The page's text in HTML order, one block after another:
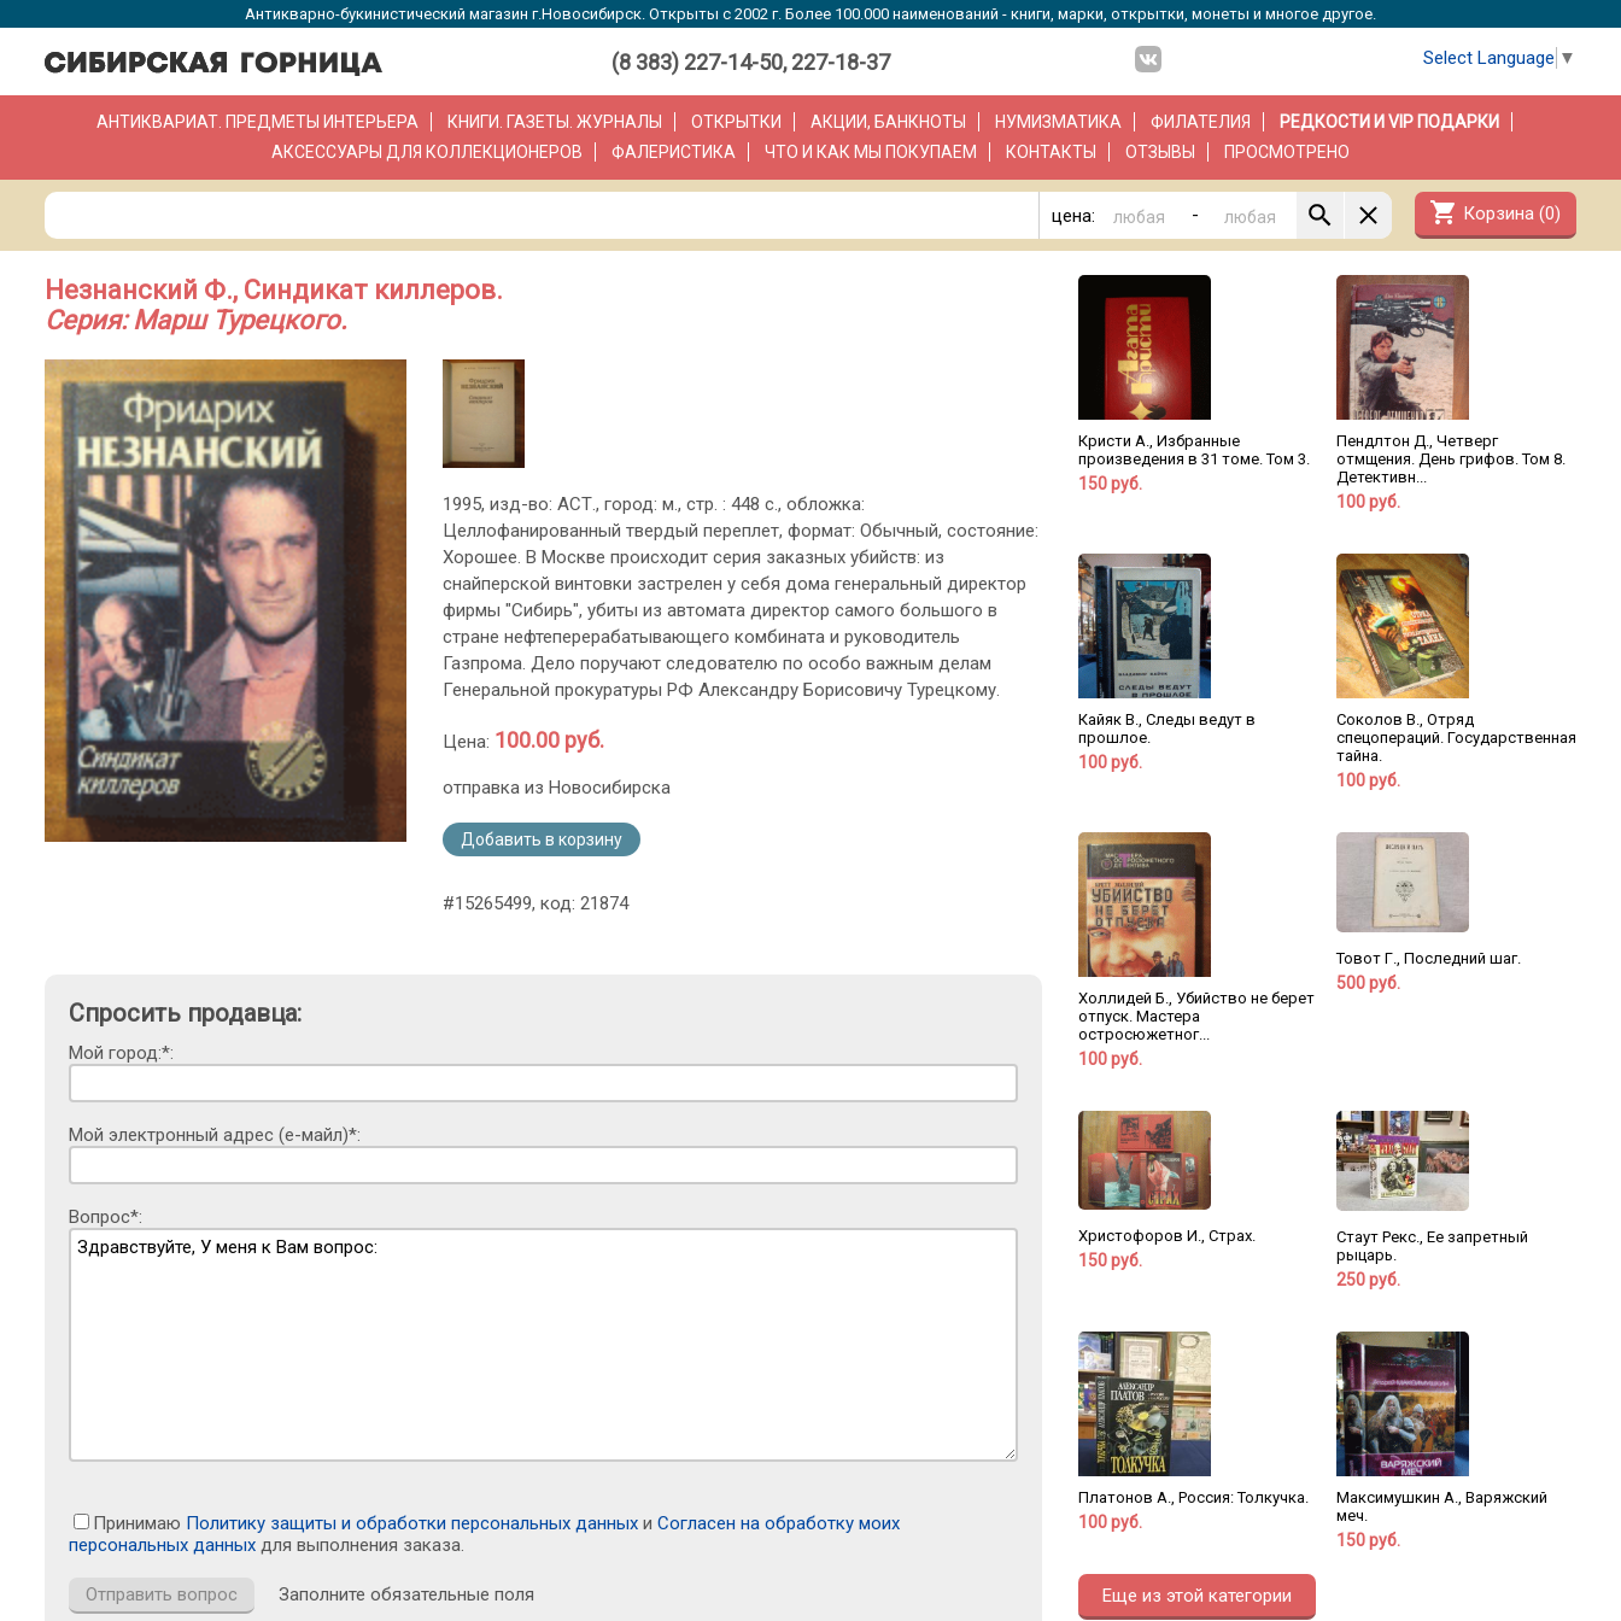
Антикварно-букинистический магазин г.Новосибирск. Открыты с 2002 г. Более 100.000 наименований - книги, марки, открытки, монеты и многое другое.
(8 383) 227-14-50, 227-18-37 Select Language ▼
АНТИКВАРИАТ. ПРЕДМЕТЫ ИНТЕРЬЕРА КНИГИ. ГАЗЕТЫ. ЖУРНАЛЫ ОТКРЫТКИ АКЦИИ, БАНКНОТЫ НУМИЗМАТИКА ФИЛАТЕЛИЯ
РЕДКОСТИ И VIP ПОДАРКИ
АКСЕССУАРЫ ДЛЯ КОЛЛЕКЦИОНЕРОВ
ФАЛЕРИСТИКА ЧТО И КАК МЫ ПОКУПАЕМ КОНТАКТЫ ОТЗЫВЫ ПРОСМОТРЕНО
цена: - shopping_cart Корзина (0)
Незнанский Ф., Синдикат киллеров.
Серия: Марш Турецкого.
1995, изд-во: АСТ., город: м., стр. : 448 с., обложка:
Целлофанированный твердый переплет, формат: Обычный, состояние:
Хорошее. В Москве происходит серия заказных убийств: из
снайперской винтовки застрелен у себя дома генеральный директор
фирмы "Сибирь", убиты из автомата директор самого большого в
стране нефтеперерабатывающего комбината и руководитель
Газпрома. Дело поручают следователю по особо важным делам
Генеральной прокуратуры РФ Александру Борисовичу Турецкому.
Цена: 100.00 руб.
отправка из Новосибирска
Добавить в корзину
#15265499, код: 21874
Спросить продавца:
Мой город:*:
Мой электронный адрес (е-майл)*:
Вопрос*:
Принимаю Политику защиты и обработки персональных данных и Согласен на обработку моих
персональных данных для выполнения заказа.
Заполните обязательные поля
Кристи А., Избранные
произведения в 31 томе. Том 3.
150 руб.
Пендлтон Д., Четверг
отмщения. День грифов. Том 8.
Детективн...
100 руб.
Кайяк В., Следы ведут в
прошлое.
100 руб.
Соколов В., Отряд
спецопераций. Государственная
тайна.
100 руб.
Холлидей Б., Убийство не берет
отпуск. Мастера
остросюжетног...
100 руб.
Товот Г., Последний шаг.
500 руб.
Христофоров И., Страх.
150 руб.
Стаут Рекс., Ее запретный
рыцарь.
250 руб.
Платонов А., Россия: Толкучка.
100 руб.
Максимушкин А., Варяжский
меч.
150 руб.
Еще из этой категории